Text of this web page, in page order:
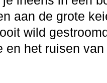
aan de grote
wild
en het ruisen